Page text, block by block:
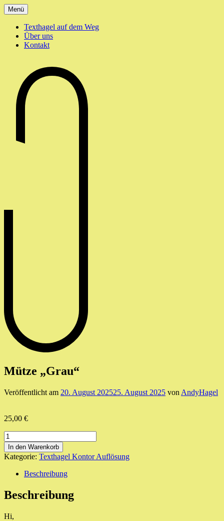
Zum
Inhalt
springen
Menü
Texthagel auf dem Weg
Über uns
Kontakt
texthagel.de
Mütze „Grau“
Veröffentlicht am 20. August 202525. August 2025 von AndyHagel
25,00 €
Mütze
"Grau"
Menge
In den Warenkorb
Kategorie: Texthagel Kontor Auflösung
Beschreibung
Beschreibung
Hi,